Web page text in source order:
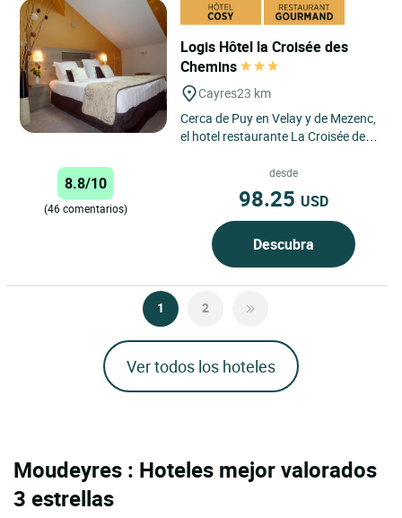
Logis Hôtel la Croisée des
Chemins
Cayres23 km
Cerca de Puy en Velay y de Mezenc,
el hotel restaurante La Croisée des
oasis de tranquilidad...
8.8/10
(46 comentarios)
desde
98.25 USD
Descubra
1 2
Ver todos los hoteles
Moudeyres : Hoteles mejor valorados
3 estrellas